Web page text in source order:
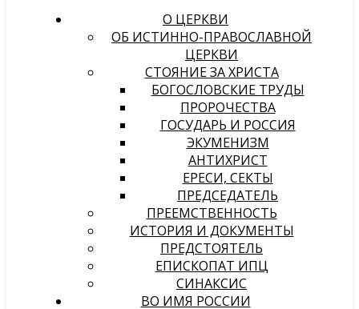
О ЦЕРКВИ
ОБ ИСТИННО-ПРАВОСЛАВНОЙ
ЦЕРКВИ
СТОЯНИЕ ЗА ХРИСТА
БОГОСЛОВСКИЕ ТРУДЫ
ПРОРОЧЕСТВА
ГОСУДАРЬ И РОССИЯ
ЭКУМЕНИЗМ
АНТИХРИСТ
ЕРЕСИ, СЕКТЫ
ПРЕДСЕДАТЕЛЬ
ПРЕЕМСТВЕННОСТЬ
ИСТОРИЯ И ДОКУМЕНТЫ
ПРЕДСТОЯТЕЛЬ
ЕПИСКОПАТ ИПЦ
СИНАКСИС
ВО ИМЯ РОССИИ